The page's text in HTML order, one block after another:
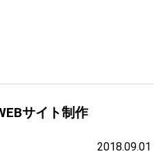
サイト制作
2018.09.01